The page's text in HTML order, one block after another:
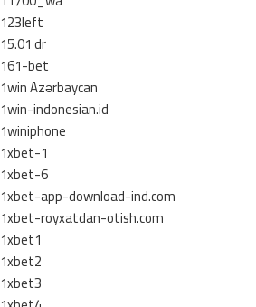
123left
15.01 dr
161-bet
1win Azərbaycan
1win-indonesian.id
1winiphone
1xbet-1
1xbet-6
1xbet-app-download-ind.com
1xbet-royxatdan-otish.com
1xbet1
1xbet2
1xbet3